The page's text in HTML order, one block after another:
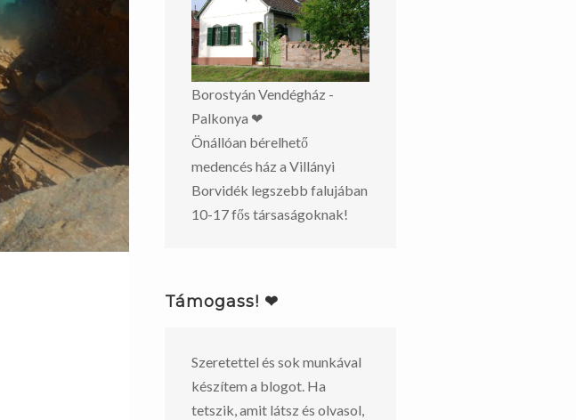
Borostyán Vendégház -
Palkonya ❤
Önállóan bérelhető
medencés ház a Villányi
Borvidék legszebb falujában
10-17 fős társaságoknak!
Támogass! ❤
Szeretettel és sok munkával
készítem a blogot. Ha
tetszik, amit látsz és olvasol,